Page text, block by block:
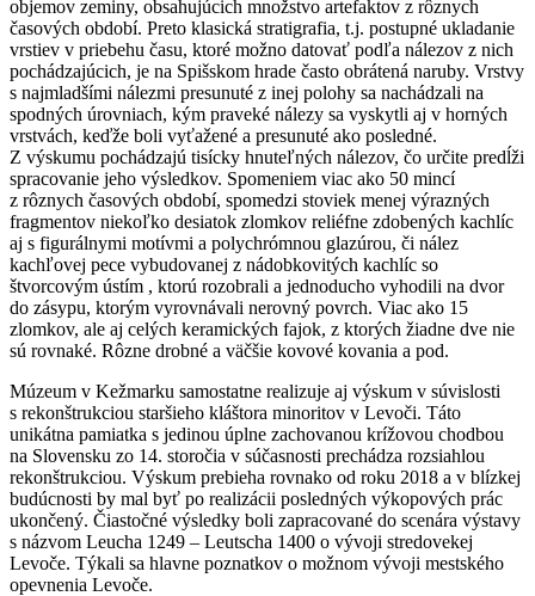
objemov zeminy, obsahujúcich množstvo artefaktov z rôznych
časových období. Preto klasická stratigrafia, t.j. postupné ukladanie
vrstiev v priebehu času, ktoré možno datovať podľa nálezov z nich
pochádzajúcich, je na Spišskom hrade často obrátená naruby. Vrstvy
s najmladšími nálezmi presunuté z inej polohy sa nachádzali na
spodných úrovniach, kým praveké nálezy sa vyskytli aj v horných
vrstvách, keďže boli vyťažené a presunuté ako posledné.
Z výskumu pochádzajú tisícky hnuteľných nálezov, čo určite predĺži
spracovanie jeho výsledkov. Spomeniem viac ako 50 mincí
z rôznych časových období, spomedzi stoviek menej výrazných
fragmentov niekoľko desiatok zlomkov reliéfne zdobených kachlíc
aj s figurálnymi motívmi a polychrómnou glazúrou, či nález
kachľovej pece vybudovanej z nádobkovitých kachlíc so
štvorcovým ústím , ktorú rozobrali a jednoducho vyhodili na dvor
do zásypu, ktorým vyrovnávali nerovný povrch. Viac ako 15
zlomkov, ale aj celých keramických fajok, z ktorých žiadne dve nie
sú rovnaké. Rôzne drobné a väčšie kovové kovania a pod.
Múzeum v Kežmarku samostatne realizuje aj výskum v súvislosti
s rekonštrukciou staršieho kláštora minoritov v Levoči. Táto
unikátna pamiatka s jedinou úplne zachovanou krížovou chodbou
na Slovensku zo 14. storočia v súčasnosti prechádza rozsiahlou
rekonštrukciou. Výskum prebieha rovnako od roku 2018 a v blízkej
budúcnosti by mal byť po realizácii posledných výkopových prác
ukončený. Čiastočné výsledky boli zapracované do scenára výstavy
s názvom Leucha 1249 – Leutscha 1400 o vývoji stredovekej
Levoče. Týkali sa hlavne poznatkov o možnom vývoji mestského
opevnenia Levoče.